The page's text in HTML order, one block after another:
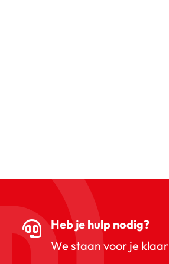
Heb je hulp nodig?
We staan voor je